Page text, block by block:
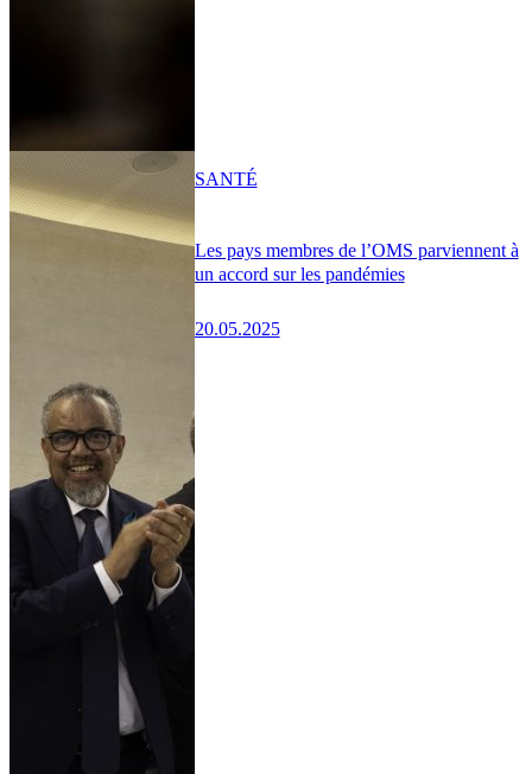
Les pays membres de l’OMS parviennent à
un accord sur les pandémies
20.05.2025
SANTÉ